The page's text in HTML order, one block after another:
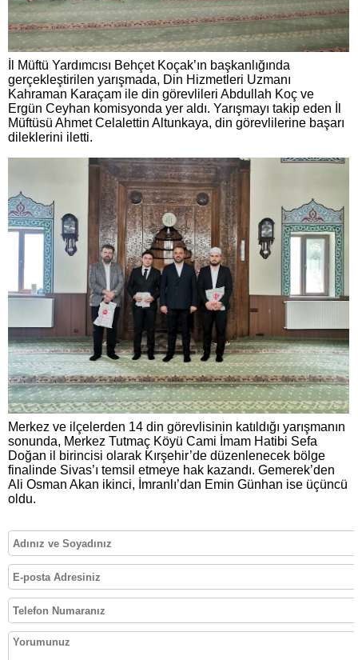
İl Müftü Yardımcısı Behçet Koçak’ın başkanlığında
gerçekleştirilen yarışmada, Din Hizmetleri Uzmanı
Kahraman Karaçam ile din görevlileri Abdullah Koç ve
Ergün Ceyhan komisyonda yer aldı. Yarışmayı takip eden İl
Müftüsü Ahmet Celalettin Altunkaya, din görevlilerine başarı
dileklerini iletti.
Merkez ve ilçelerden 14 din görevlisinin katıldığı yarışmanın
sonunda, Merkez Tutmaç Köyü Cami İmam Hatibi Sefa
Doğan il birincisi olarak Kırşehir’de düzenlenecek bölge
finalinde Sivas’ı temsil etmeye hak kazandı. Gemerek’den
Ali Osman Akan ikinci, İmranlı’dan Emin Günhan ise üçüncü
oldu.